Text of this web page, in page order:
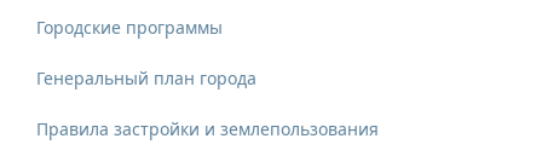
Городские программы
Генеральный план города
Правила застройки и землепользования